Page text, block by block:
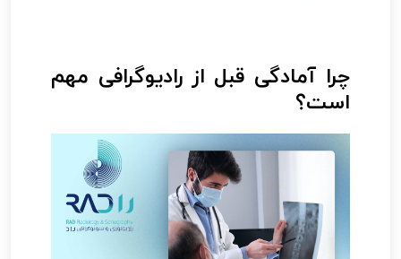
چرا آمادگی قبل از رادیوگرافی مهم
است؟